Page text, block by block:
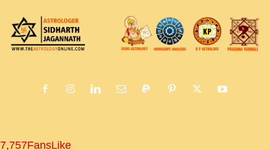
7,757FansLike